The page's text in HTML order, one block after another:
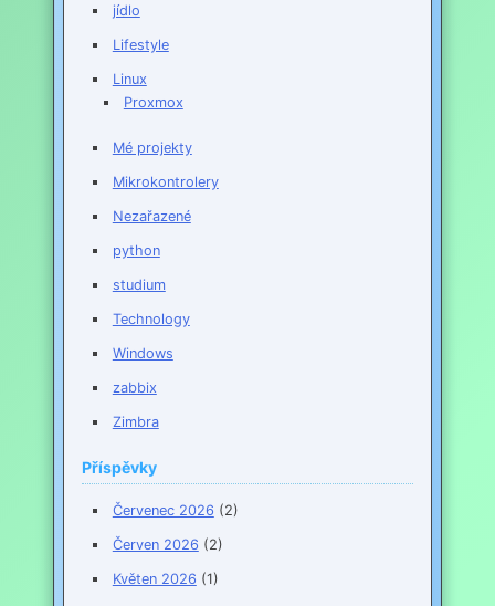
jídlo
Lifestyle
Linux
Proxmox
Mé projekty
Mikrokontrolery
Nezařazené
python
studium
Technology
Windows
zabbix
Zimbra
Příspěvky
Červenec 2026 (2)
Červen 2026 (2)
Květen 2026 (1)